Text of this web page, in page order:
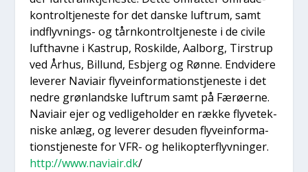
kon­troltje­ne­ste for det dan­ske luftrum, samt
ind­flyv­nings- og tår­n­kon­troltje­ne­ste i de civi­le
luft­hav­ne i Kastrup, Roskil­de, Aal­borg, Tir­strup
ved Århus, Bil­lund, Esb­jerg og Røn­ne. End­vi­de­re
leve­rer Navi­air fly­ve­in­for­ma­tion­s­tje­ne­ste i det
ned­re grøn­land­ske luftrum samt på Færø­er­ne.
Navi­air ejer og ved­li­ge­hol­der en ræk­ke fly­ve­tek­
ni­ske anlæg, og leve­rer des­u­den fly­ve­in­for­ma­
tion­s­tje­ne­ste for VFR- og heli­kop­ter­flyv­nin­ger.
http://www.naviair.dk/